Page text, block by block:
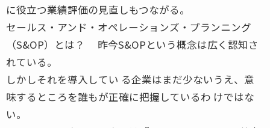
に役立つ業績評価の見直しもつながる。
セールス・アンド・オペレーションズ・プランニング
（S&OP）とは？ 昨今S&OPという概念は広く認知さ
れている。
しかしそれを導入してい る企業はまだ少ないうえ、意
味するところを誰もが正確に把握しているわ けではな
い。